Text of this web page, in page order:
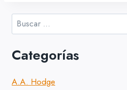
Buscar:
Categorías
A.A. Hodge